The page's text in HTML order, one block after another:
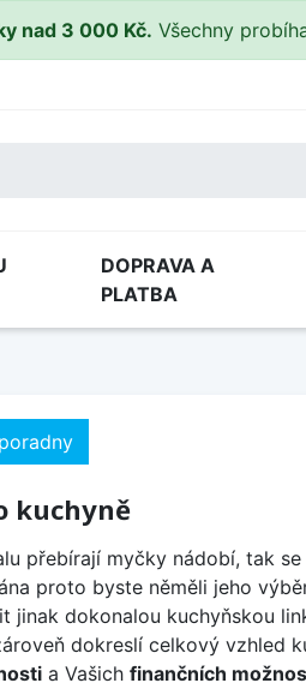
nad 3 000 Kč. Všechny
DOPRAVA A
PLATBA
kuchyně
přebírají myčky nádobí, tak se
proto byste něměli jeho
jinak dokonalou kuchyňskou
dokreslí celkový vzhled
a Vašich finančních